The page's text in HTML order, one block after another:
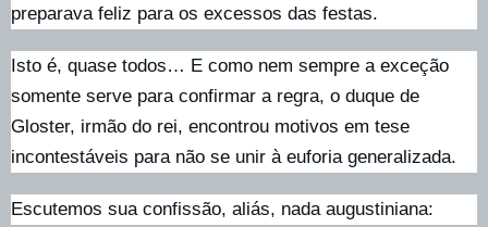
preparava feliz para os excessos das festas.
Isto é, quase todos… E como nem sempre a exceção
somente serve para confirmar a regra, o duque de
Gloster, irmão do rei, encontrou motivos em tese
incontestáveis para não se unir à euforia generalizada.
Escutemos sua confissão, aliás, nada augustiniana: